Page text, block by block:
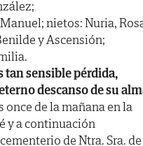
nietos: Nuria,
y Ascensión;
tan sensible pérdida,
descanso de su
once de la mañana en la
y a continuación
de Ntra. Sra. de